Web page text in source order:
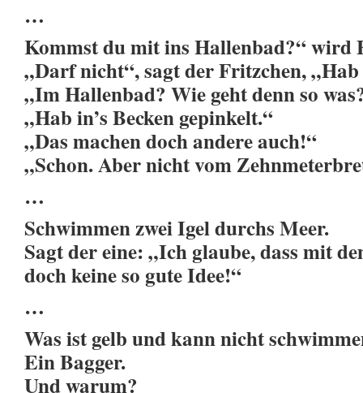
…
Kommst du mit ins Hallenbad?“ wird
„Darf nicht“, sagt der Fritzchen,
„Im Hallenbad? Wie geht denn so
„Hab in’s Becken gepinkelt.“
„Das machen doch andere auch!“
„Schon. Aber nicht vom
…
Schwimmen zwei Igel durchs Meer.
Sagt der eine: „Ich glaube, dass mit
doch keine so gute Idee!“
…
Was ist gelb und kann nicht
Ein Bagger.
Und warum?